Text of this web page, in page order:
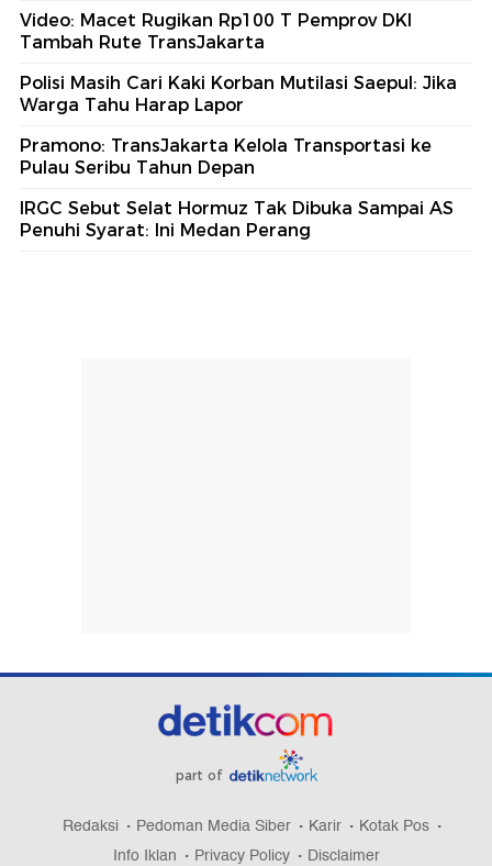
Video: Macet Rugikan Rp100 T Pemprov DKI
Tambah Rute TransJakarta
Polisi Masih Cari Kaki Korban Mutilasi Saepul: Jika
Warga Tahu Harap Lapor
Pramono: TransJakarta Kelola Transportasi ke
Pulau Seribu Tahun Depan
IRGC Sebut Selat Hormuz Tak Dibuka Sampai AS
Penuhi Syarat: Ini Medan Perang
part of
Redaksi Pedoman Media Siber Karir
Kotak Pos
Info Iklan
Privacy Policy Disclaimer